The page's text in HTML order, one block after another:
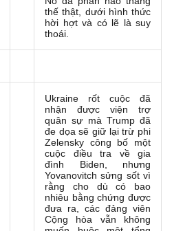
thế thật, dưới hình thức
hời hợt và có lẽ là suy
thoái.
Ukraine rốt cuộc đã
nhận được viện trợ
quân sự mà Trump đã
đe dọa sẽ giữ lại trừ phi
Zelensky công bố một
cuộc điều tra về gia
đình Biden, nhưng
Yovanovitch sửng sốt vì
rằng cho dù có bao
nhiêu bằng chứng được
đưa ra, các đảng viên
Cộng hòa vẫn không